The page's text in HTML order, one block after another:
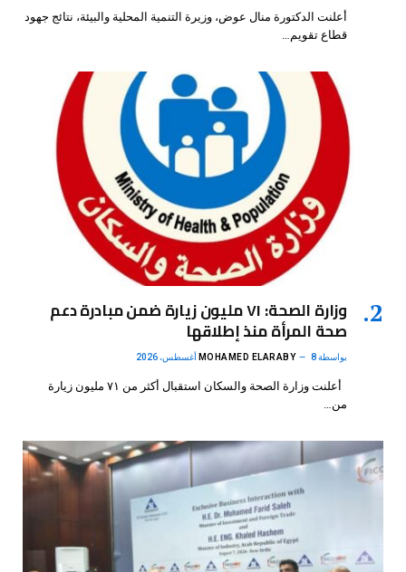
أعلنت الدكتورة منال عوض، وزيرة التنمية المحلية والبيئة، نتائج جهود
قطاع تقويم…
وزارة الصحة: ٧١ مليون زيارة ضمن مبادرة دعم
صحة المرأة منذ إطلاقها
بواسطة MOHAMED ELARABY 8 أغسطس، 2026
أعلنت وزارة الصحة والسكان استقبال أكثر من ٧١ مليون زيارة
من…